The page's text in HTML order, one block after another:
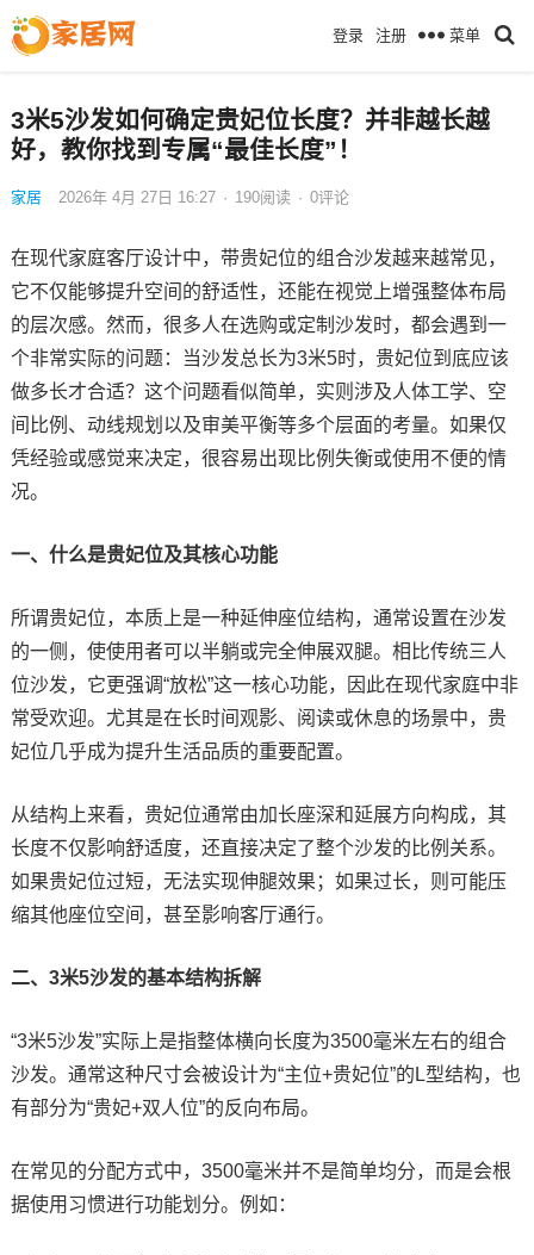
登录 注册 菜单
3米5沙发如何确定贵妃位长度？并非越长越
好，教你找到专属“最佳长度”！
家居 2026年 4月 27日 16:27 · 190阅读 · 0评论
在现代家庭客厅设计中，带贵妃位的组合沙发越来越常见，
它不仅能够提升空间的舒适性，还能在视觉上增强整体布局
的层次感。然而，很多人在选购或定制沙发时，都会遇到一
个非常实际的问题：当沙发总长为3米5时，贵妃位到底应该
做多长才合适？这个问题看似简单，实则涉及人体工学、空
间比例、动线规划以及审美平衡等多个层面的考量。如果仅
凭经验或感觉来决定，很容易出现比例失衡或使用不便的情
况。
一、什么是贵妃位及其核心功能
所谓贵妃位，本质上是一种延伸座位结构，通常设置在沙发
的一侧，使使用者可以半躺或完全伸展双腿。相比传统三人
位沙发，它更强调“放松”这一核心功能，因此在现代家庭中非
常受欢迎。尤其是在长时间观影、阅读或休息的场景中，贵
妃位几乎成为提升生活品质的重要配置。
从结构上来看，贵妃位通常由加长座深和延展方向构成，其
长度不仅影响舒适度，还直接决定了整个沙发的比例关系。
如果贵妃位过短，无法实现伸腿效果；如果过长，则可能压
缩其他座位空间，甚至影响客厅通行。
二、3米5沙发的基本结构拆解
“3米5沙发”实际上是指整体横向长度为3500毫米左右的组合
沙发。通常这种尺寸会被设计为“主位+贵妃位”的L型结构，也
有部分为“贵妃+双人位”的反向布局。
在常见的分配方式中，3500毫米并不是简单均分，而是会根
据使用习惯进行功能划分。例如：